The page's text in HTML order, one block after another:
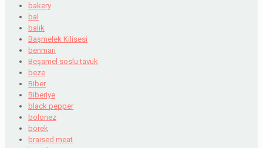
bakery
bal
balık
Başmelek Kilisesi
benmari
Beşamel soslu tavuk
beze
Biber
Biberiye
black pepper
bolonez
börek
braised meat